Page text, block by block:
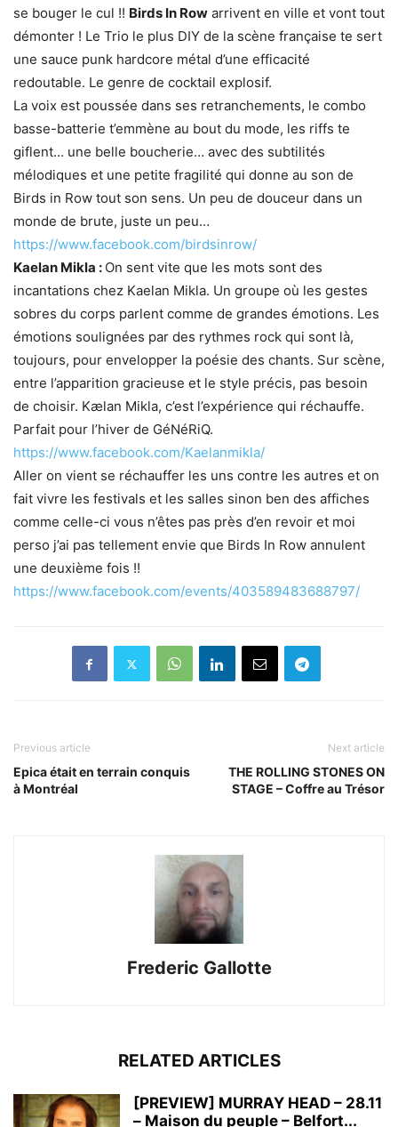
se bouger le cul !! Birds In Row arrivent en ville et vont tout
démonter ! Le Trio le plus DIY de la scène française te sert
une sauce punk hardcore métal d’une efficacité
redoutable. Le genre de cocktail explosif.
La voix est poussée dans ses retranchements, le combo
basse-batterie t’emmène au bout du mode, les riffs te
giflent… une belle boucherie… avec des subtilités
mélodiques et une petite fragilité qui donne au son de
Birds in Row tout son sens. Un peu de douceur dans un
monde de brute, juste un peu…
https://www.facebook.com/birdsinrow/
Kaelan Mikla : On sent vite que les mots sont des
incantations chez Kaelan Mikla. Un groupe où les gestes
sobres du corps parlent comme de grandes émotions. Les
émotions soulignées par des rythmes rock qui sont là,
toujours, pour envelopper la poésie des chants. Sur scène,
entre l’apparition gracieuse et le style précis, pas besoin
de choisir. Kælan Mikla, c’est l’expérience qui réchauffe.
Parfait pour l’hiver de GéNéRiQ.
https://www.facebook.com/Kaelanmikla/
Aller on vient se réchauffer les uns contre les autres et on
fait vivre les festivals et les salles sinon ben des affiches
comme celle-ci vous n’êtes pas près d’en revoir et moi
perso j’ai pas tellement envie que Birds In Row annulent
une deuxième fois !!
https://www.facebook.com/events/403589483688797/
Previous article
Epica était en terrain conquis
à Montréal
Next article
THE ROLLING STONES ON
STAGE – Coffre au Trésor
Frederic Gallotte
RELATED ARTICLES
[PREVIEW] MURRAY HEAD – 28.11
– Maison du peuple – Belfort...